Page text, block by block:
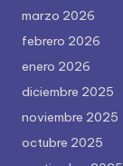
marzo 2026
febrero 2026
enero 2026
diciembre 2025
noviembre 2025
octubre 2025